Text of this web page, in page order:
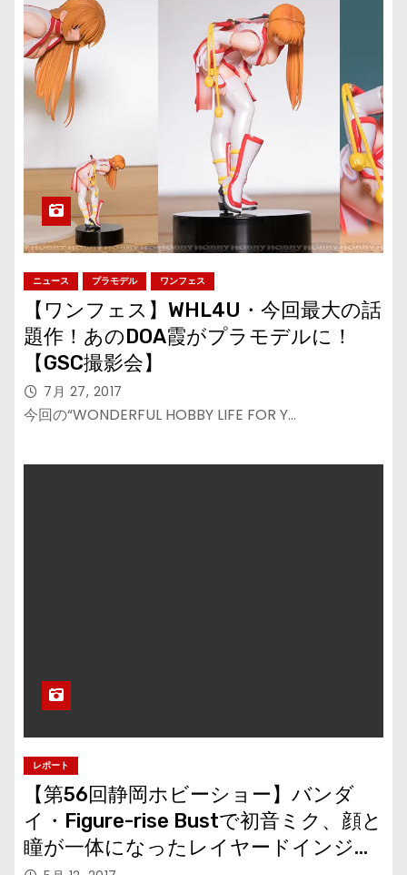
ニュース プラモデル ワンフェス
【ワンフェス】WHL4U・今回最大の話
題作！あのDOA霞がプラモデルに！
【GSC撮影会】
7月 27, 2017
今回の“WONDERFUL HOBBY LIFE FOR Y…
レポート
【第56回静岡ホビーショー】バンダ
イ・Figure-rise Bustで初音ミク、顔と
瞳が一体になったレイヤードインジェ